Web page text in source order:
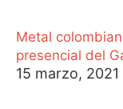
Metal
presencial del
15 marzo, 2021